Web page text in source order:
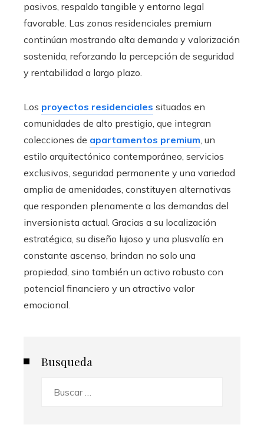
pasivos, respaldo tangible y entorno legal
favorable. Las zonas residenciales premium
continúan mostrando alta demanda y valorización
sostenida, reforzando la percepción de seguridad
y rentabilidad a largo plazo.
Los proyectos residenciales situados en
comunidades de alto prestigio, que integran
colecciones de apartamentos premium, un
estilo arquitectónico contemporáneo, servicios
exclusivos, seguridad permanente y una variedad
amplia de amenidades, constituyen alternativas
que responden plenamente a las demandas del
inversionista actual. Gracias a su localización
estratégica, su diseño lujoso y una plusvalía en
constante ascenso, brindan no solo una
propiedad, sino también un activo robusto con
potencial financiero y un atractivo valor
emocional.
Busqueda